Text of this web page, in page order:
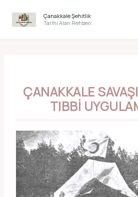
atla
Çanakkale Şehitlik
Tarihi Alan Rehberi
ÇANAKKALE
TIBBI